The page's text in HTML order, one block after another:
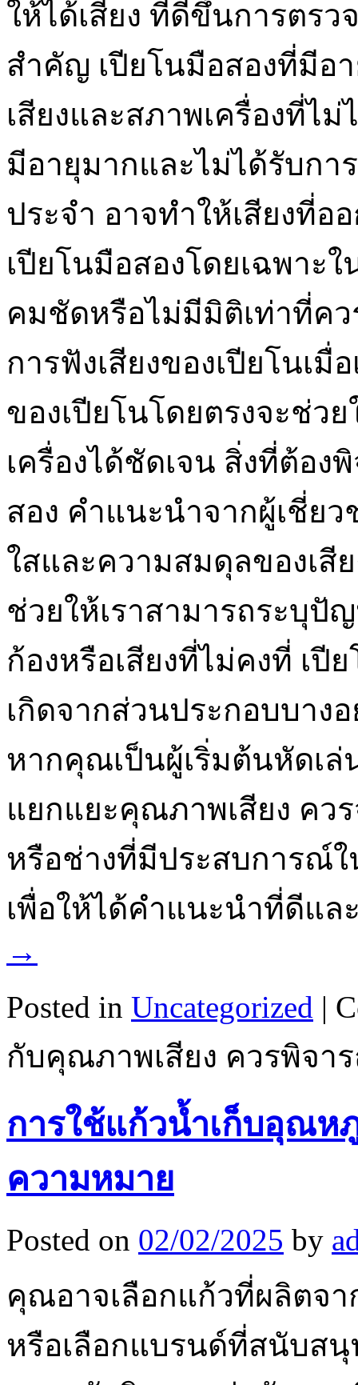
ให้ได้เสียง ที่ดีขึ้นการตรว
สำคัญ เปียโนมือสองที่มีอ
เสียงและสภาพเครื่องที่ไ
มีอายุมากและไม่ได้รับกา
ประจำ อาจทำให้เสียงที่
เปียโนมือสองโดยเฉพาะ
คมชัดหรือไม่มีมิติเท่าที่ค
การฟังเสียงของเปียโนเมื่
ของเปียโนโดยตรงจะช่ว
เครื่องได้ชัดเจน สิ่งที่ต้อ
สอง คำแนะนำจากผู้เชี่ย
ใสและความสมดุลของเสี
ช่วยให้เราสามารถระบุปั
ก้องหรือเสียงที่ไม่คงที่ เ
เกิดจากส่วนประกอบบาง
หากคุณเป็นผู้เริ่มต้นหัดเล่
แยกแยะคุณภาพเสียง คว
หรือช่างที่มีประสบการณ์ใ
เพื่อให้ได้คำแนะนำที่ดีแ
→
Posted in Uncategorized |
กับคุณภาพเสียง ควรพิจา
การใช้แก้วน้ำเก็บอุณห
ความหมาย
Posted on 02/02/2025 by
คุณอาจเลือกแก้วที่ผลิตจ
หรือเลือกแบรนด์ที่สนับส